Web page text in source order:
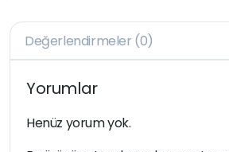
Değerlendirmeler (0)
Yorumlar
Henüz yorum yok.